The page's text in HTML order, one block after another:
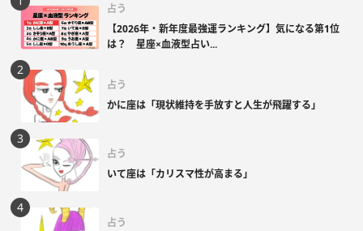
占う
【2026年・新年度最強運ランキング】気になる第1位
は？ 星座×血液型占い...
占う
かに座は「現状維持を手放すと人生が飛躍する」
占う
いて座は「カリスマ性が高まる」
占う